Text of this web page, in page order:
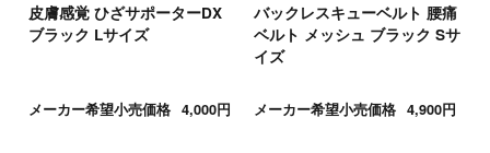
皮膚感覚 ひざサポーターDX
ブラック Lサイズ
メーカー希望小売価格 4,000円
バックレスキューベルト 腰痛
ベルト メッシュ ブラック Sサ
イズ
メーカー希望小売価格 4,900円